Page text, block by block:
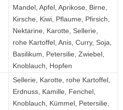
Mandel, Apfel, Aprikose, Birne,
Kirsche, Kiwi, Pflaume, Pfirsich,
Nektarine, Karotte, Sellerie,
rohe Kartoffel, Anis, Curry, Soja,
Basilikum, Petersilie, Zwiebel,
Knoblauch, Hopfen
Sellerie, Karotte, rohe Kartoffel,
Erdnuss, Kamille, Fenchel,
Knoblauch, Kümmel, Peter­silie,